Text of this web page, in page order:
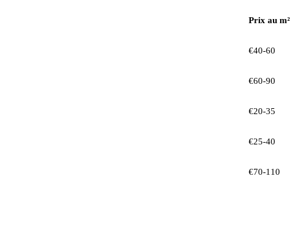
Prix au m²
€40-60
€60-90
€20-35
€25-40
€70-110